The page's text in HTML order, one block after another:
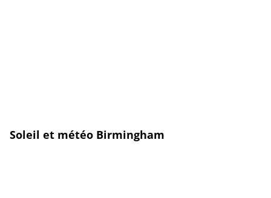
Soleil et météo Birmingham